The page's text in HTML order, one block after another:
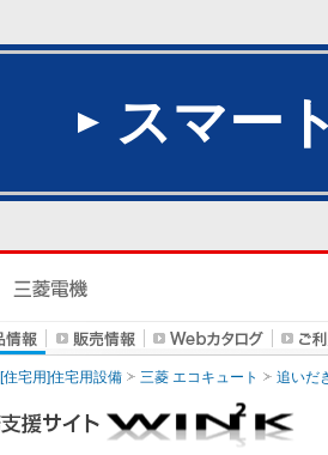
スマー
[住宅用]住宅用設備 三菱 エコキュート 追いだ